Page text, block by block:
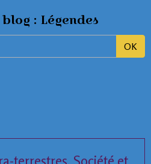
: Légendes
OK
terrestres, Société et